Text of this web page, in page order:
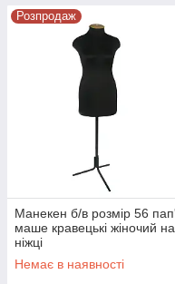
Розпродаж
Манекен б/в розмір 56
маше кравецькі жіночий на
ніжці
Немає в наявності